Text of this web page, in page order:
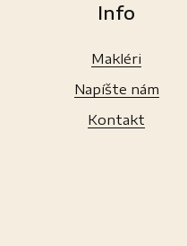
Info
Makléri
Napíšte nám
Kontakt